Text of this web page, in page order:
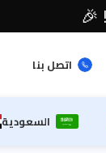
اتصل بنا
السعودية
🎉